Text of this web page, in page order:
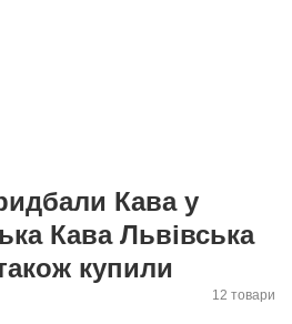
Кава у
Кава Львівська
купили
12 товари